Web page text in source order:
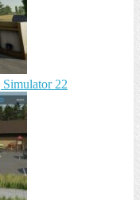
22